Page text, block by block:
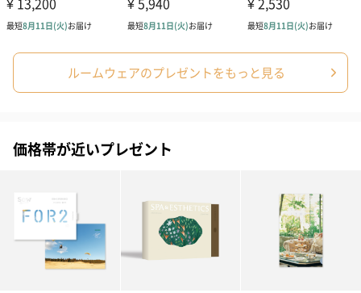
プリザーブドフラワー
プリザーブドフラワー
アミュレット
愛らしいぬいぐるみを同梱してお届けします。
誕生日・記念日・出産祝いなどのシーンにおすすめです。
ルームウェアのプレゼントをもっと見る
価格帯が近いプレゼント